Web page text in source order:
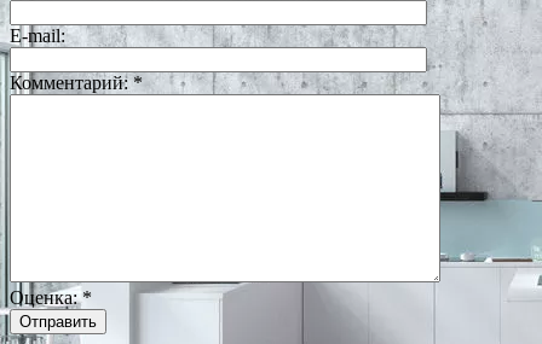
E-mail:
Комментарий:*
Оценка:*